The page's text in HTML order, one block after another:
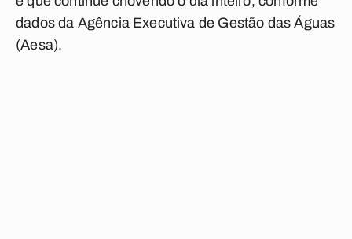
dados da Agência Executiva de Gestão das Águas
(Aesa).